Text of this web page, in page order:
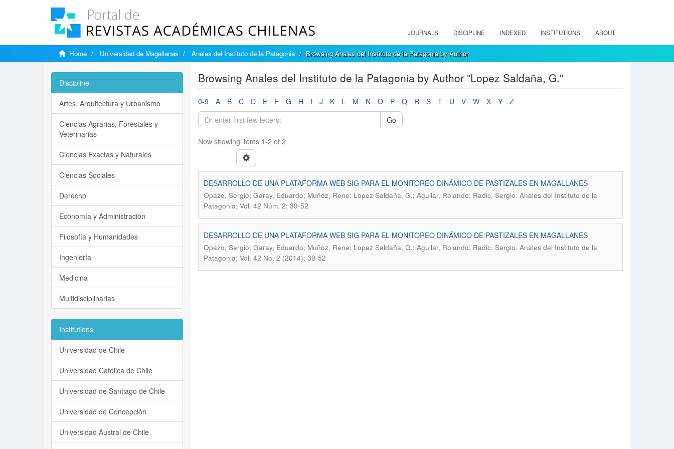
JOURNALS DISCIPLINE INDEXED INSTITUTIONS ABOUT
Home Universidad de Magallanes Anales del Instituto de la Patagonia Browsing Anales del Instituto de la Patagonia by Author
Browsing Anales del Instituto de la Patagonia by Author "Lopez Saldaña, G."
0-9 A B C D E F G H I J K L M N O P Q R S T U V W X Y
Z
Go
Now showing items 1-2 of 2
DESARROLLO DE UNA PLATAFORMA WEB SIG PARA EL MONITOREO DINÁMICO DE PASTIZALES EN MAGALLANES
Opazo, Sergio; Garay, Eduardo; Muñoz, Rene; Lopez Saldaña, G.; Aguilar, Rolando; Radic, Sergio. Anales del Instituto de la
Patagonia; Vol. 42 Núm. 2; 39-52
DESARROLLO DE UNA PLATAFORMA WEB SIG PARA EL MONITOREO DINÁMICO DE PASTIZALES EN MAGALLANES
Opazo, Sergio; Garay, Eduardo; Muñoz, Rene; Lopez Saldaña, G.; Aguilar, Rolando; Radic, Sergio. Anales del Instituto de la
Patagonia; Vol. 42 No. 2 (2014); 39-52
Discipline
Artes, Arquitectura y Urbanismo
Ciencias Agrarias, Forestales y
Veterinarias
Ciencias Exactas y Naturales
Ciencias Sociales
Derecho
Economía y Administración
Filosofía y Humanidades
Ingeniería
Medicina
Multidisciplinarias
Institutions
Universidad de Chile
Universidad Católica de Chile
Universidad de Santiago de Chile
Universidad de Concepción
Universidad Austral de Chile